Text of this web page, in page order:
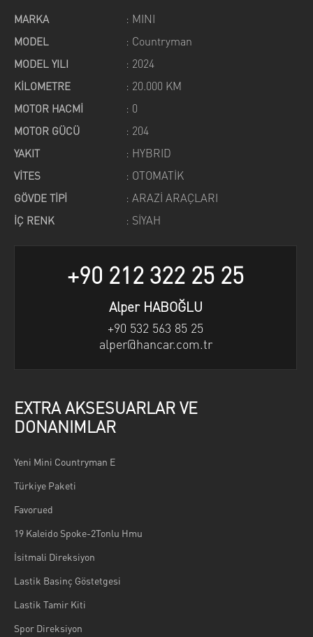
MARKA : MINI
MODEL : Countryman
MODEL YILI : 2024
KİLOMETRE : 20.000 KM
MOTOR HACMİ : 0
MOTOR GÜCÜ : 204
YAKIT : HYBRID
VİTES : OTOMATİK
GÖVDE TİPİ : ARAZİ ARAÇLARI
İÇ RENK : SİYAH
+90 212 322 25 25
Alper HABOĞLU
+90 532 563 85 25
alper@hancar.com.tr
EXTRA AKSESUARLAR VE
DONANIMLAR
Yeni Mini Countryman E
Türkiye Paketi
Favorued
19 Kaleido Spoke-2Tonlu Hmu
İsitmali Direksiyon
Lastik Basinç Göstetgesi
Lastik Tamir Kiti
Spor Direksiyon